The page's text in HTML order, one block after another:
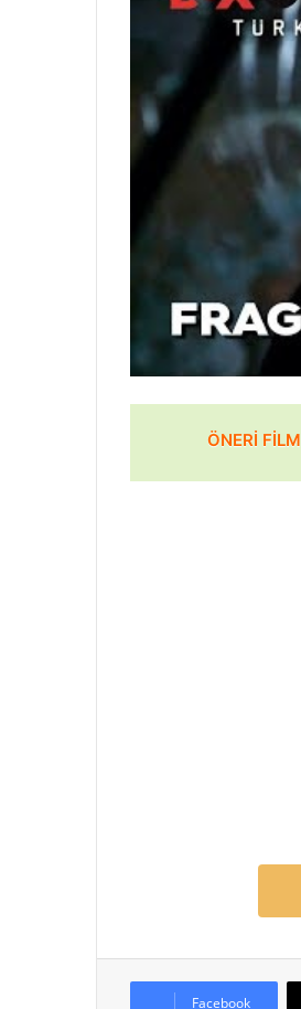
ÖNERİ FİLM
Facebook